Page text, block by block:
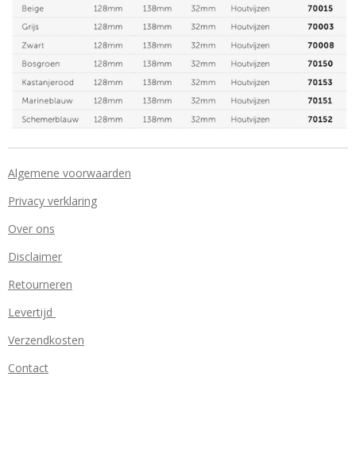
Algemene voorwaarden
Privacy verklaring
Over ons
Disclaimer
Retourneren
Levertijd
Verzendkosten
Contact